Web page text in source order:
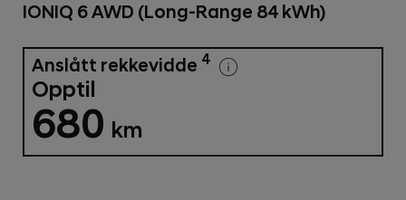
IONIQ 6 AWD (Long-Range 84 kWh)
Anslått rekkevidde 4
Opptil
680 km